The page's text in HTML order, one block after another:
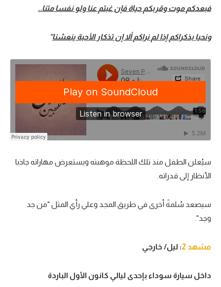
فبعدكم موت وقربكم حياة فإن غبتم عنا ولو نفسا متنا..
ونحيا بذكراكم إذا لم نراكم ألا إن تذكار الأحبة ينعشنا”
سيُعلن الطفل منذ تلك اللحظة موهبته ويستعرض مهاراته جاذبا
الأنظار إلى قدراته.
سيصعد سُلمةً أخرى في طريق المجد وعلي رأي المثل "من جد
وجد".
مشهد 2 : ليل/ خارجي
داخل سيارة سوداء بإحدى ليالي كانون الأول الباردة